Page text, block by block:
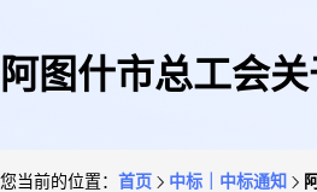
阿图什市总工会
您当前的位置： 首页 中标｜中标通知